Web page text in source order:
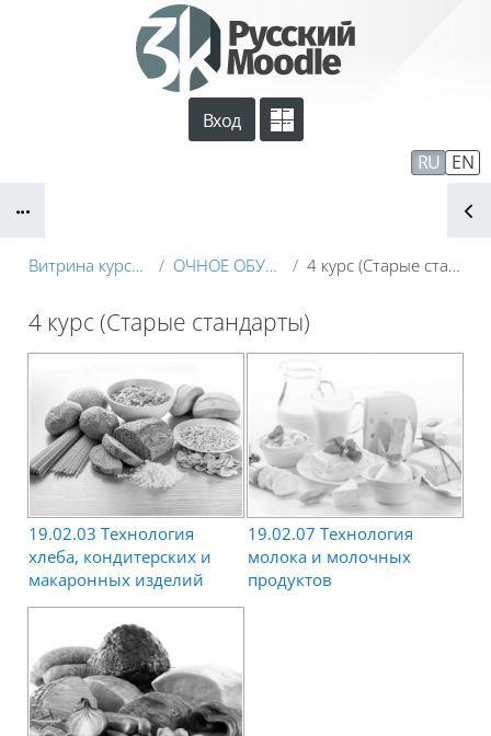
Перейти к основному содержанию
Вход
RU EN
Витрина курсов 3KL ОЧНОЕ ОБУЧЕНИЕ 4 курс (Старые стандарты)
4 курс (Старые стандарты)
19.02.03 Технология
хлеба, кондитерских и
макаронных изделий
19.02.07 Технология
молока и молочных
продуктов